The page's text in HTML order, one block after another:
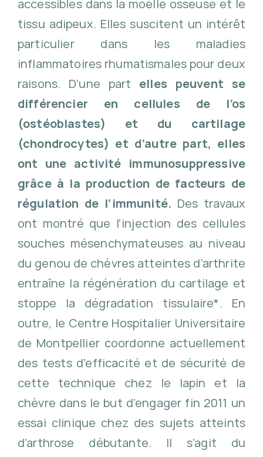
accessibles dans la moelle osseuse et le
tissu adipeux. Elles suscitent un intérêt
particulier dans les maladies
inflammatoires rhumatismales pour deux
raisons. D’une part elles peuvent se
différencier en cellules de l’os
(ostéoblastes) et du cartilage
(chondrocytes) et d’autre part, elles
ont une activité immunosuppressive
grâce à la production de facteurs de
régulation de l’immunité. Des travaux
ont montré que l’injection des cellules
souches mésenchymateuses au niveau
du genou de chèvres atteintes d’arthrite
entraîne la régénération du cartilage et
stoppe la dégradation tissulaire*. En
outre, le Centre Hospitalier Universitaire
de Montpellier coordonne actuellement
des tests d’efficacité et de sécurité de
cette technique chez le lapin et la
chèvre dans le but d’engager fin 2011 un
essai clinique chez des sujets atteints
d’arthrose débutante. Il s’agit du